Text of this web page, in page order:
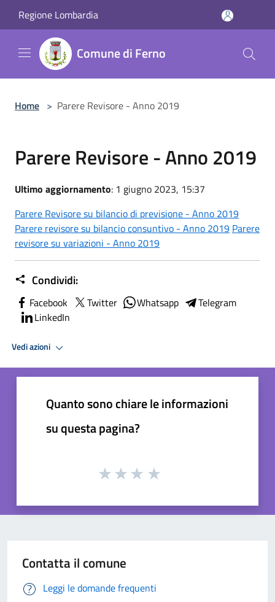
Regione Lombardia
Comune di Ferno
Home > Parere Revisore - Anno 2019
Parere Revisore - Anno 2019
Ultimo aggiornamento: 1 giugno 2023, 15:37
Parere Revisore su bilancio di previsione - Anno 2019
Parere revisore su bilancio consuntivo - Anno 2019 Parere
revisore su variazioni - Anno 2019
Condividi:
Facebook Twitter Whatsapp
Telegram
LinkedIn
Vedi azioni
Quanto sono chiare le informazioni
su questa pagina?
Contatta il comune
Leggi le domande frequenti